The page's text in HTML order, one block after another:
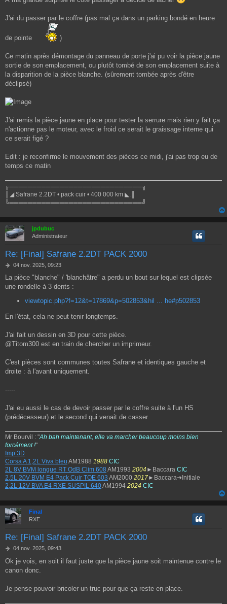
J'ai du passer par le coffre (pas mal ça dans un parking bondé en heure
de pointe )
Ce matin après démontage du panneau de porte j'ai pu voir la pièce jaune
sortie de son emplacement, ou plutôt tombé de son emplacement suite à
la disparition de la pièce blanche. (sûrement tombée après d'être
déclipsé)
J'ai remis la pièce jaune en place pour tester la serrure mais rien y fait ça
n'actionne pas le moteur, avec le froid ce serait le graissage interne qui
ce serait figé ?
Edit : je reconfirme le mouvement des pièces ce midi, j'ai pas trop eu de
temps ce matin
╔═════════════════════════════╗
║◢ Safrane 2.2DT • pack cuir • 400 000 km ◣.║
╚═════════════════════════════╝
jpdubuc
Administrateur
Re: [Final] Safrane 2.2DT PACK 2000
M
s
s
04 nov. 2025, 09:23
La pièce "blanche" / 'blanchâtre" a perdu un bout sur lequel est clipsée
une rondelle à 3 dents :
viewtopic.php?f=12&t=17869&p=502853&hil ... he#p502853
En l'état, cela ne peut tenir longtemps.
J'ai fait un dessin en 3D pour cette pièce.
@Titom300 est en train de chercher un imprimeur.
C'est pièces sont communes toutes Safrane et identiques gauche et
droite : à l'avant uniquement.
-----
J'ai eu aussi le cas de devoir passer par le coffre suite à l'un HS
(prédécesseur) et le second qui venait de casser.
Mr Bourvil : "Ah bah maintenant, elle va marcher beaucoup moins bien
forcément !"
Imp 3D
Corsa A 1,2L Viva bleu AM1988 1988 CIC
2L 8V BVM longue RT OdB Clim 608 AM1993 2004 ►Baccara CIC
2,5L 20V BVM E4 Pack Cuir TOE 603 AM2000 2017►Baccara➔Initiale
2,2L 12V BVA E4 RXE SUSPIL 640AM1994 2024 CIC
Final
RXE
Re: [Final] Safrane 2.2DT PACK 2000
M
s
s
04 nov. 2025, 09:43
Ok je vois, en soit il faut juste que la pièce jaune soit maintenue contre le
canon donc.
Je pense pouvoir bricoler un truc pour que ça reste en place.